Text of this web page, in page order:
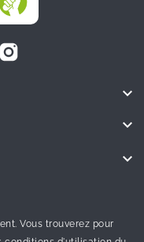



Vous trouverez pour